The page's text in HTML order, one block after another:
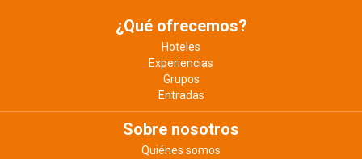
¿Qué ofrecemos?
Hoteles
Experiencias
Grupos
Entradas
Sobre nosotros
Quiénes somos